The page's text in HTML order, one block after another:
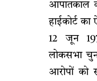
आपातकाल
हाईकोर्ट
12 जून
लोकसभा
आरोपों को